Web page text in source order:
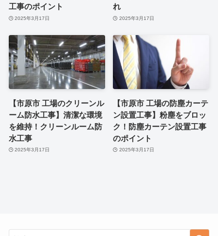
工事のポイント
2025年3月17日
れ
2025年3月17日
【市原市 工場のクリーンル
ーム防水工事】清潔な環境
を維持！クリーンルーム防
水工事
2025年3月17日
【市原市 工場の防塵カーテ
ン設置工事】粉塵をブロッ
ク！防塵カーテン設置工事
のポイント
2025年3月17日